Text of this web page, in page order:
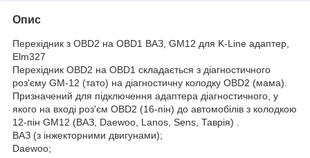
Опис
Перехідник з OBD2 на OBD1 ВАЗ, GM12 для K-Line адаптер,
Elm327
Перехідник OBD2 на OBD1 складається з діагностичного
роз'єму GM-12 (тато) на діагностичну колодку OBD2 (мама).
Призначений для підключення адаптера діагностичного, у
якого на вході роз'єм OBD2 (16-пін) до автомобілів з колодкою
12-пін GM12 (ВАЗ, Daewoo, Lanos, Sens, Таврія) .
ВАЗ (з інжекторними двигунами);
Daewoo;